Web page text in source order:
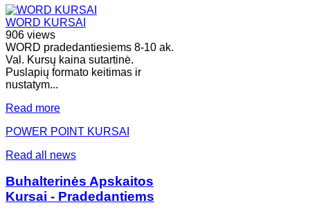
WORD KURSAI
906 views
WORD pradedantiesiems 8-10 ak.
Val. Kursų kaina sutartinė.
Puslapių formato keitimas ir
nustatym...
Read more
POWER POINT KURSAI
Read all news
Buhalterinės Apskaitos
Kursai - Pradedantiems